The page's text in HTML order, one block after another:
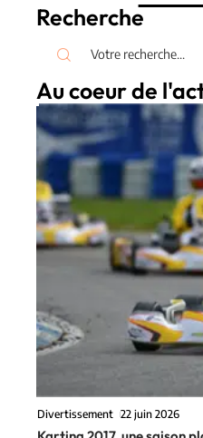
Recherche
Au coeur de
Divertissement 22 juin 2026